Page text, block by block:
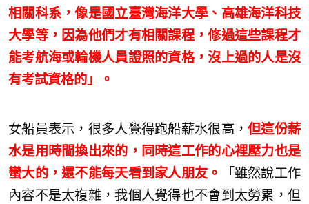
相關科系，像是國立臺灣海洋大學、高雄海洋科技
大學等，因為他們才有相關課程，修過這些課程才
能考航海或輪機人員證照的資格，沒上過的人是沒
有考試資格的」。
女船員表示，很多人覺得跑船薪水很高，但這份薪
水是用時間換出來的，同時這工作的心裡壓力也是
蠻大的，還不能每天看到家人朋友。
「雖然說工作
內容不是太複雜，我個人覺得也不會到太勞累，但